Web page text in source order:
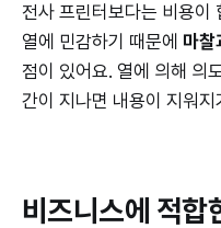
전사 프린터보다는 비용이
열에 민감하기 때문에 마찰
점이 있어요. 열에 의해 의
간이 지나면 내용이 지워지
비즈니스에 적합